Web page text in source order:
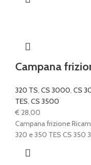
Campana
320 TS, CS 3000, CS
TES, CS 3500
€ 28,00
Campana frizione
320 e 350 TES CS 350